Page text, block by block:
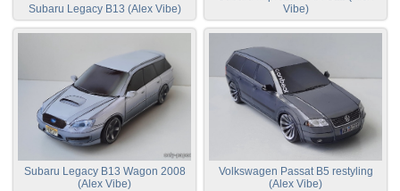
Subaru Legacy B13 (Alex Vibe)
Vibe)
Subaru Legacy B13 Wagon 2008
(Alex Vibe)
Volkswagen Passat B5 restyling
(Alex Vibe)